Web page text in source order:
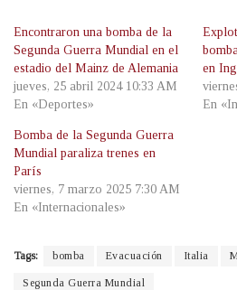
Encontraron una bomba de la
Segunda Guerra Mundial en el
estadio del Mainz de Alemania
jueves, 25 abril 2024 10:33 AM
En «Deportes»
en
En
Bomba de la Segunda Guerra
Mundial paraliza trenes en
París
viernes, 7 marzo 2025 7:30 AM
En «Internacionales»
Tags: bomba Evacuación Italia
Segunda Guerra Mundial